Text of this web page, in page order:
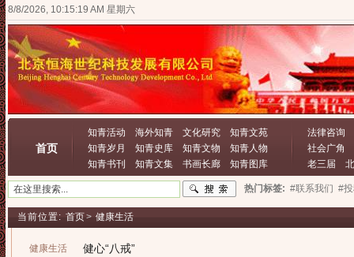
8/8/2026, 10:15:19 AM 星期六
首页
知青活动 海外知青 文化研究
知青文苑
知青岁月
知青史库 知青文物
知青人物
知青书刊
知青文集 书画长廊 知青图库
法律咨询
社会广角
老三届
热门标签: #联系我们 #
当前位置: 首页> 健康生活
健康生活 健心“八戒”